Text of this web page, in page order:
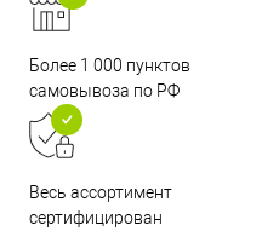
Более 1 000 пунктов
самовывоза по РФ
Весь ассортимент
сертифицирован